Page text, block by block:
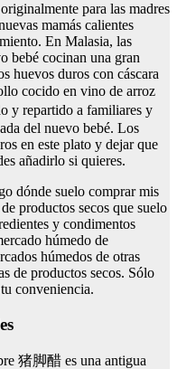
para las madres
mamás calientes
En Malasia, las
bebé cocinan una gran
huevos duros con cáscara
cocido en vino de arroz
y repartido a familiares y
del nuevo bebé. Los
en este plato y dejar que
añadirlo si quieres.
dónde suelo comprar mis
productos secos que suelo
y condimentos
húmedo de
húmedos de otras
de productos secos. Sólo
conveniencia.
猪脚醋 es una antigua